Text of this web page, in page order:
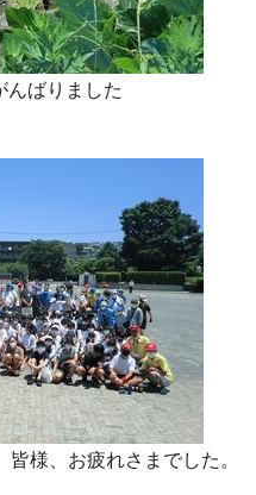
んばりました
様、お疲れさまでした。